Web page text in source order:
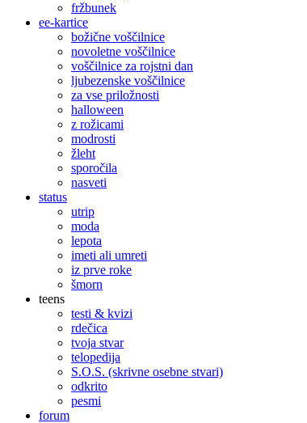
fržbunek
ee-kartice
božične voščilnice
novoletne voščilnice
voščilnice za rojstni dan
ljubezenske voščilnice
za vse priložnosti
halloween
z rožicami
modrosti
žleht
sporočila
nasveti
status
utrip
moda
lepota
imeti ali umreti
iz prve roke
šmorn
teens
testi & kvizi
rdečica
tvoja stvar
telopedija
S.O.S. (skrivne osebne stvari)
odkrito
pesmi
forum